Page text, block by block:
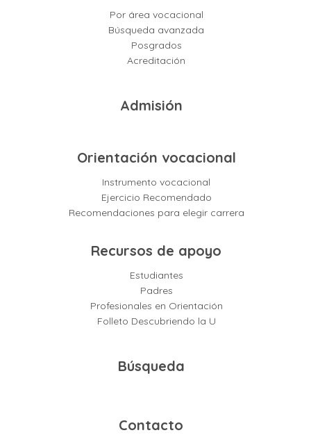
Por área vocacional
Búsqueda avanzada
Posgrados
Acreditación
Admisión
Orientación vocacional
Instrumento vocacional
Ejercicio Recomendado
Recomendaciones para elegir carrera
Recursos de apoyo
Estudiantes
Padres
Profesionales en Orientación
Folleto Descubriendo la U
Búsqueda
Contacto